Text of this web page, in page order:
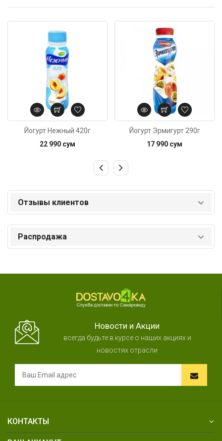
Йогурт Нежный 420г
22 990 сум
Йогурт Эрмигурт 290г
17 990 сум
Отзывы клиентов
Распродажа
Новости и Акции
всегда будьте в курсе о наших акциях и
новостях отрасли
КОНТАКТЫ